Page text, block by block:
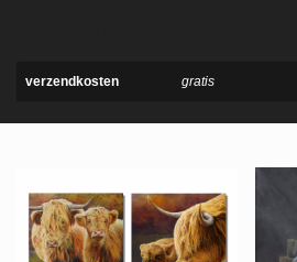
verzendkosten gratis